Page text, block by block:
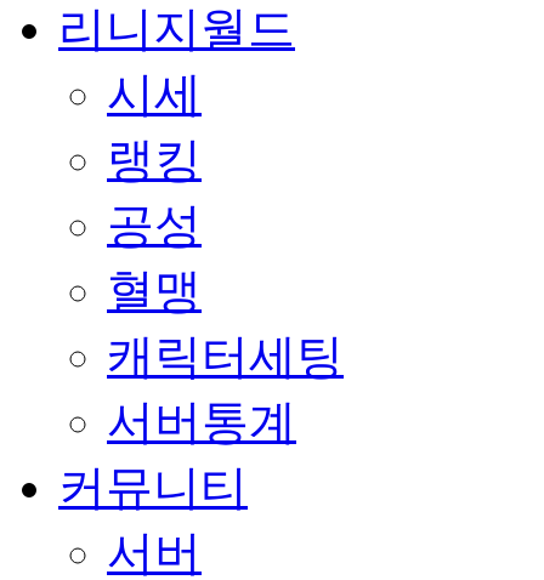
리니지월드
시세
랭킹
공성
혈맹
캐릭터세팅
서버통계
커뮤니티
서버